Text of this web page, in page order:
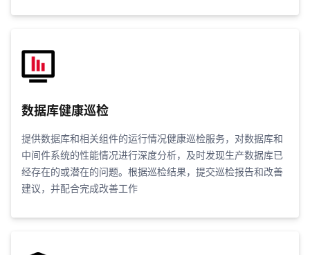
数据库健康巡检
提供数据库和相关组件的运行情况健康巡检服务，对数据库和
中间件系统的性能情况进行深度分析，及时发现生产数据库已
经存在的或潜在的问题。根据巡检结果，提交巡检报告和改善
建议，并配合完成改善工作